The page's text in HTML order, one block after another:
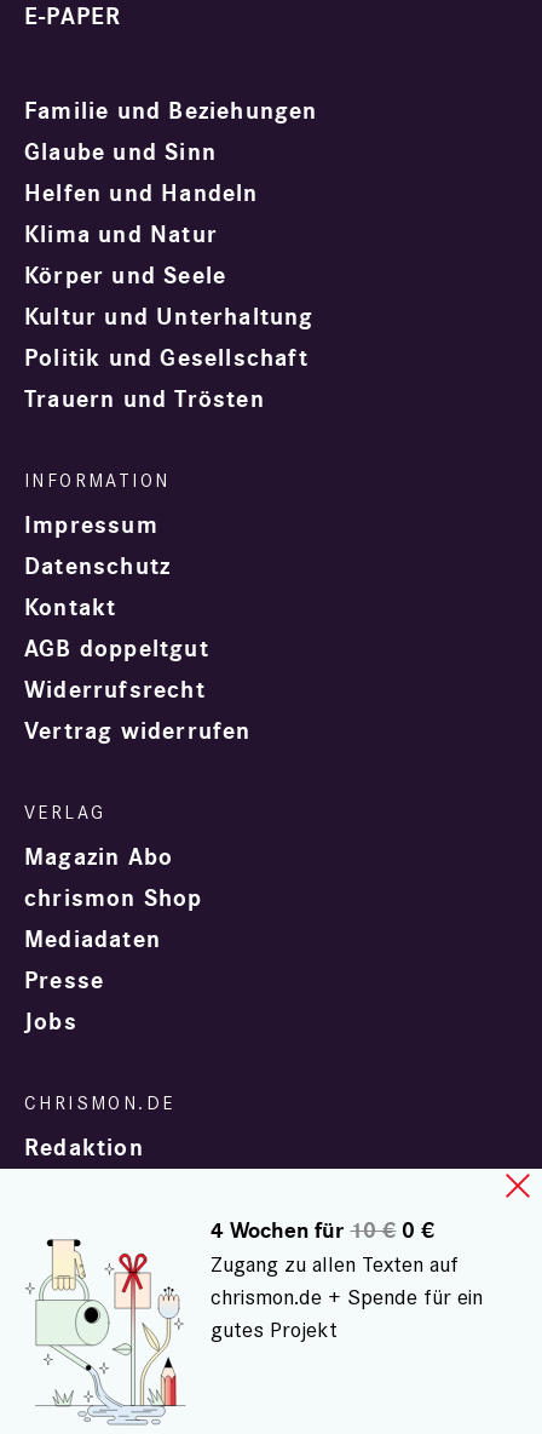
E-PAPER
Familie und Beziehungen
Glaube und Sinn
Helfen und Handeln
Klima und Natur
Körper und Seele
Kultur und Unterhaltung
Politik und Gesellschaft
Trauern und Trösten
Impressum
Datenschutz
Kontakt
AGB doppeltgut
Widerrufsrecht
Vertrag widerrufen
Magazin Abo
chrismon Shop
Mediadaten
Presse
Jobs
Redaktion
In Zusammenarbeit mit
© chrismon.de 2001 - 2026
4 Wochen für10 €0 €
Zugang zu allen Texten auf
chrismon.de + Spende für ein
gutes Projekt